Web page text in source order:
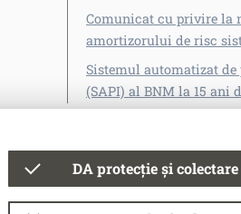
DA protecție și
Comunicat cu privire la
amortizorului de risc
Sistemul automatizat
(SAPI) al BNM la 15 ani
Tag-uri
©